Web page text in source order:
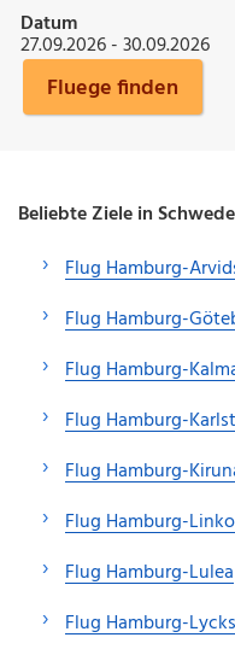
Datum
27.09.2026 - 30.09.2026
Fluege finden
Beliebte Ziele in
Flug Hamburg-
Flug Hamburg-
Flug Hamburg-
Flug Hamburg-
Flug Hamburg-
Flug Hamburg-
Flug Hamburg-Lulea
Flug Hamburg-